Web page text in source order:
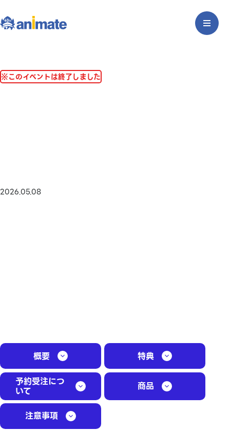
※このイベントは終了しました
2026.05.08
概要
特典
予約受注につ
いて 商品
注意事項